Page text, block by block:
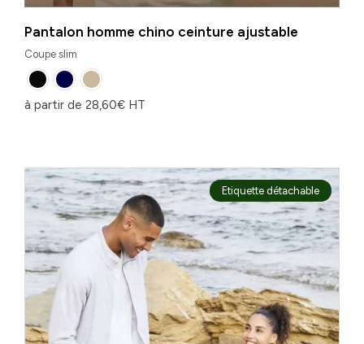
Pantalon homme chino ceinture ajustable
Coupe slim
à partir de 28,60€ HT
Etiquette détachable